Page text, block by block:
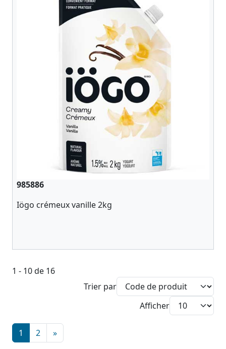
985886
Iögo crémeux vanille 2kg
1 - 10 de 16
Trier par
Afficher
1 2 »